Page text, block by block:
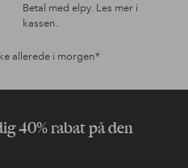
Betal med elpy. Les mer i
kassen.
allerede i morgen*
40% rabat på den